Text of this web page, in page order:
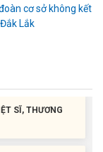
cơ sở không kết
Lắk
đọc tiếng Anh